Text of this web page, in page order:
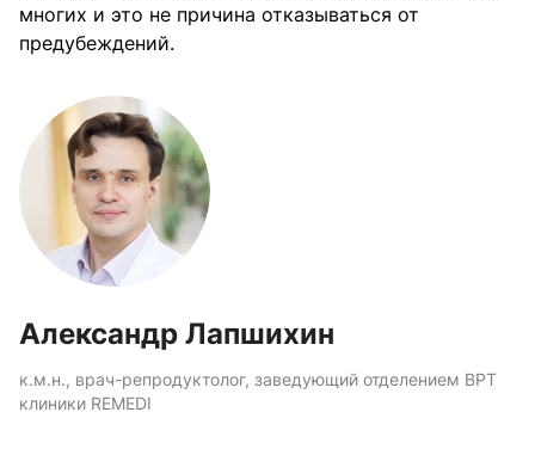
многих и это не причина отказываться от
предубеждений.
Александр Лапшихин
к.м.н., врач-репродуктолог, заведующий отделением ВРТ
клиники REMEDI